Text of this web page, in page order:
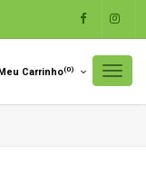
Carrinho(0)